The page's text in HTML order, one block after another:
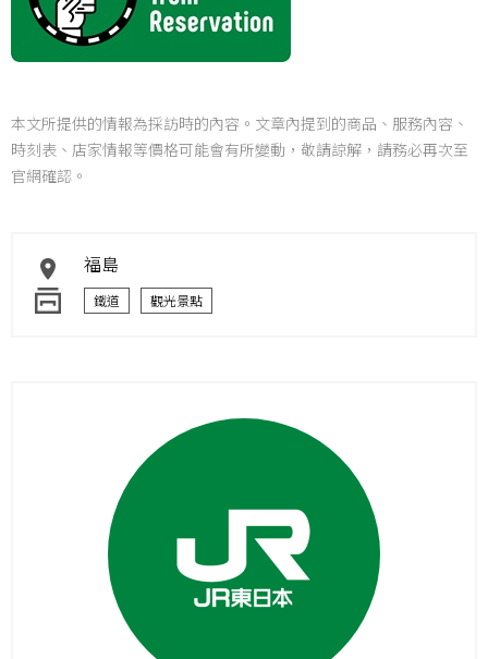
本文所提供的情報為採訪時的內容。文章內提到的商品、服務內容、
時刻表、店家情報等價格可能會有所變動，敬請諒解，請務必再次至
官網確認。
福島
鐵道 觀光景點